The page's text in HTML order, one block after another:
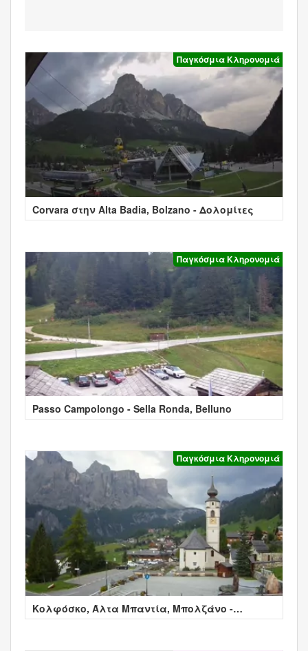
Παγκόσμια Κληρονομιά
Corvara στην Alta Badia, Bolzano - Δολομίτες
Παγκόσμια Κληρονομιά
Passo Campolongo - Sella Ronda, Belluno
Παγκόσμια Κληρονομιά
Κολφόσκο, Άλτα Μπαντία, Μπολζάνο -
Colfosco